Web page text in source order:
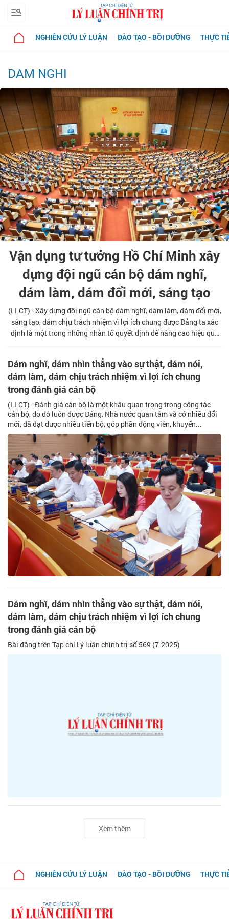
NGHIÊN CỨU LÝ LUẬN ĐÀO TẠO - BỒI DƯỠNG THỰC
DAM NGHI
Vận dụng tư tưởng Hồ Chí Minh xây
dựng đội ngũ cán bộ dám nghĩ,
dám làm, dám đổi mới, sáng tạo
(LLCT) - Xây dựng đội ngũ cán bộ dám nghĩ, dám làm, dám đổi mới,
sáng tạo, dám chịu trách nhiệm vì lợi ích chung được Đảng ta xác
định là một trong những nhân tố quyết định để nâng cao hiệu quả
vận dụng tư tưởng, đạo đức, phong cách Hồ Chí Minh, xác định
phương hướng giải pháp xây dựng đội ngũ cán bộ dám nghĩ, dám
làm, dám đổi mới, sáng tạo theo.
Dám nghĩ, dám nhìn thẳng vào sự thật, dám nói,
dám làm, dám chịu trách nhiệm vì lợi ích chung
trong đánh giá cán bộ
(LLCT) - Đánh giá cán bộ là một khâu quan trọng trong công tác
cán bộ, do đó luôn được Đảng, Nhà nước quan tâm và có nhiều đổi
mới, đã đạt được nhiều tiến bộ, góp phần động viên, khuyến...
Dám nghĩ, dám nhìn thẳng vào sự thật, dám nói,
dám làm, dám chịu trách nhiệm vì lợi ích chung
trong đánh giá cán bộ
Bài đăng trên Tạp chí Lý luận chính trị số 569 (7-2025)
Xem thêm
NGHIÊN CỨU LÝ LUẬN ĐÀO TẠO - BỒI DƯỠNG THỰC